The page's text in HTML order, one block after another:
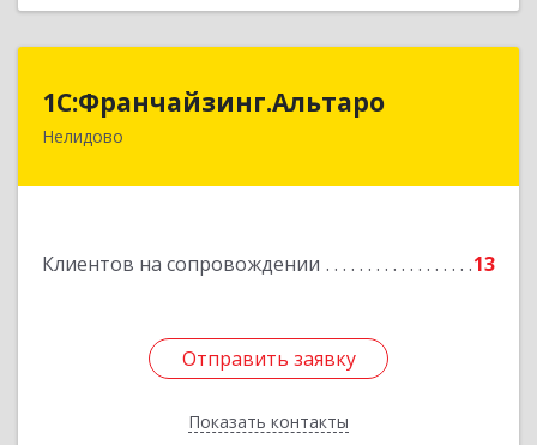
1С:Франчайзинг.Альтаро
Нелидово
Клиентов на сопровождении 13
Отправить заявку
Показать контакты
1С:Франчайзинг.Альтаро
172527, Тверская обл, Нелидово г, Матросова
Отправить заявку
Назад